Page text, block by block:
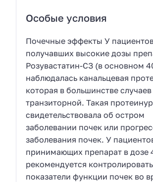
Особые условия
Почечные эффекты У
получавших высокие дозы
Розувастатин-СЗ (в основном
наблюдалась канальцевая
которая в большинстве
транзиторной. Такая
свидетельствовала об остром
заболевании почек или
заболевания почек. У
принимающих препарат в дозе
рекомендуется контролировать
показатели функции почек во